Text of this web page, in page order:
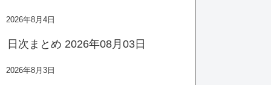
2026年8月4日
日次まとめ 2026年08月03日
2026年8月3日